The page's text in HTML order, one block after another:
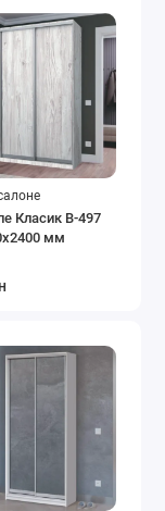
Класик В-497
мм